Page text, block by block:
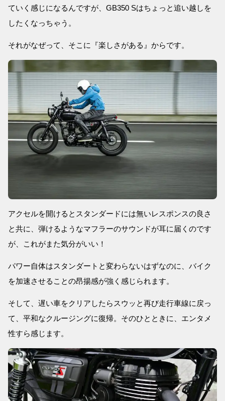
ていく感じになるんですが、GB350 Sはちょっと追い越しを
したくなっちゃう。
それがなぜって、そこに『楽しさがある』からです。
アクセルを開けるとスタンダードには無いレスポンスの良さ
と共に、弾けるようなマフラーのサウンドが耳に届くのです
が、これがまた気分がいい！
パワー自体はスタンダートと変わらないはずなのに、バイク
を加速させることの昂揚感が強く感じられます。
そして、遅い車をクリアしたらスウッと再び走行車線に戻っ
て、平和なクルージングに復帰。そのひとときに、エンタメ
性すら感じます。